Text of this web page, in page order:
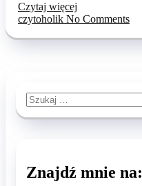
Czytaj więcej
czytoholik No Comments
Szukaj
…
Znajdź mnie na: